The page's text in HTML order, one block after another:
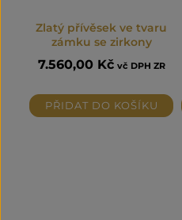
Zlatý přívěsek ve tvaru
zámku se zirkony
7.560,00 Kč vč DPH ZR
PŘIDAT DO KOŠÍKU